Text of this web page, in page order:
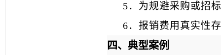
5．为规避采购或招
6．报销费用真实性
四、典型案例